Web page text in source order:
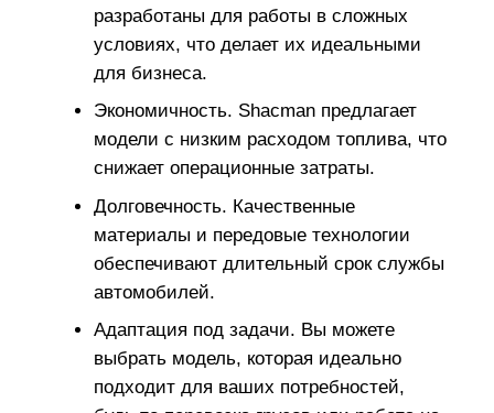
разработаны для работы в сложных
условиях, что делает их идеальными
для бизнеса.
Экономичность. Shacman предлагает
модели с низким расходом топлива, что
снижает операционные затраты.
Долговечность. Качественные
материалы и передовые технологии
обеспечивают длительный срок службы
автомобилей.
Адаптация под задачи. Вы можете
выбрать модель, которая идеально
подходит для ваших потребностей,